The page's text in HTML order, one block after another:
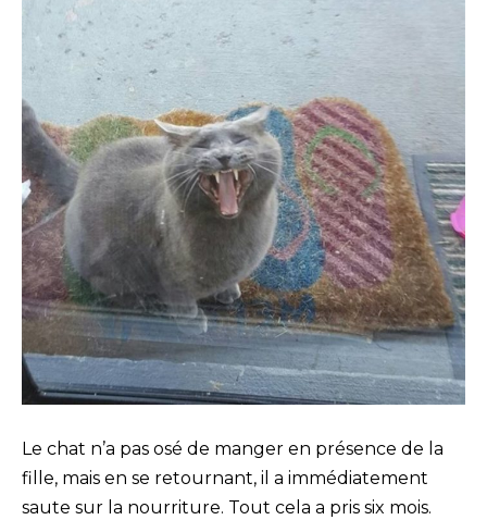
Le chat n’a pas osé de manger en présence de la
fille, mais en se retournant, il a immédiatement
saute sur la nourriture. Tout cela a pris six mois.